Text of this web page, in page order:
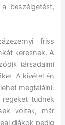
beszélgetést,
friss
keresnek. A
társadalmi
A kivétel én
megtalálni.
tudnék
voltak, már
diákok pedig